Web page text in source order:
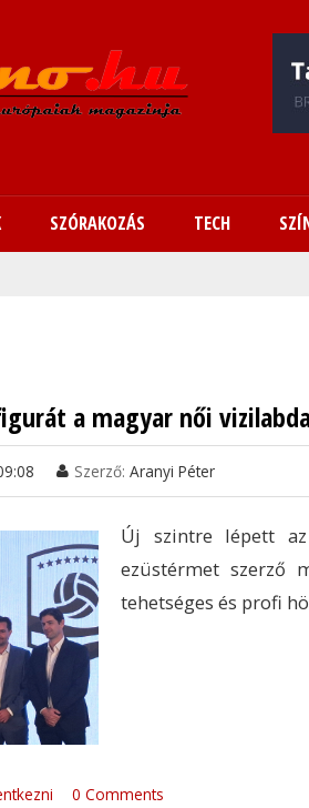
SZÓRAKOZÁS TECH
a magyar női
Szerző: Aranyi Péter
Új szintre lépett
ezüstérmet szerző
tehetséges és profi
0 Comments